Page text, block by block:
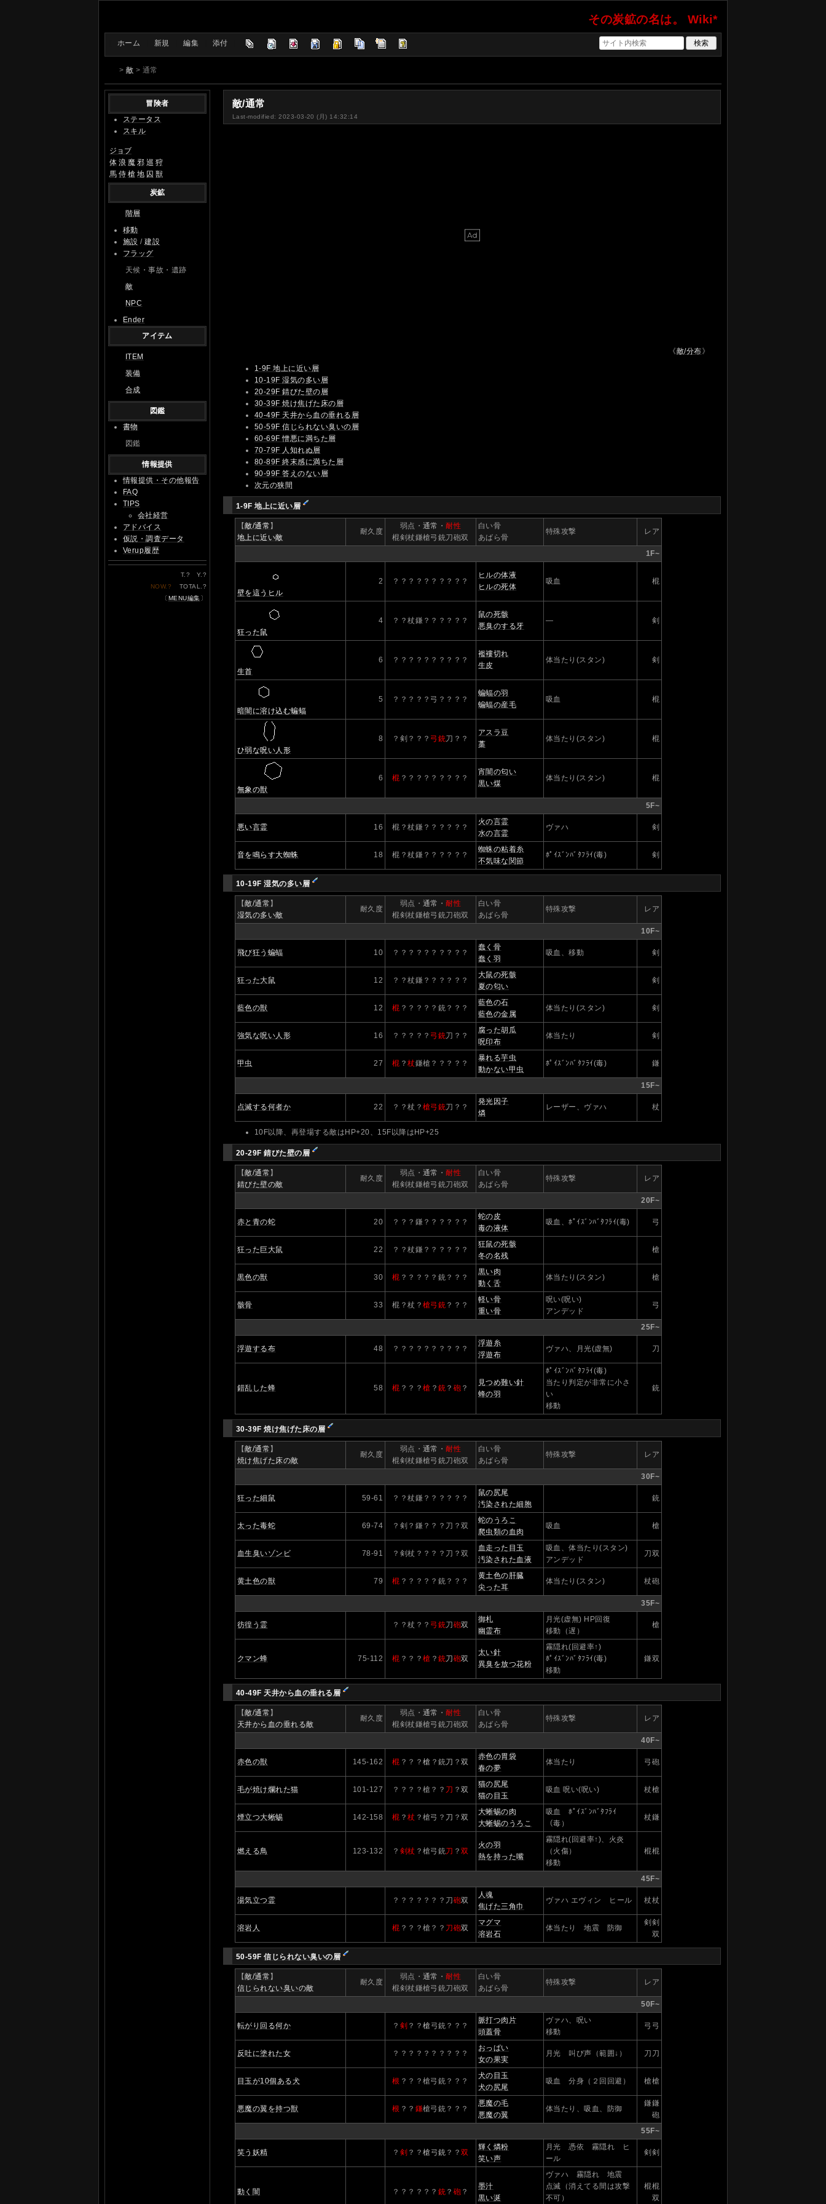
その炭鉱の名は。 Wiki*
ホーム 新規 編集 添付
> 敵 > 通常
敵/通常
Last-modified: 2023-03-20 (月) 14:32:14
《敵/分布》
1-9F 地上に近い層
10-19F 湿気の多い層
20-29F 錆びた壁の層
30-39F 焼け焦げた床の層
40-49F 天井から血の垂れる層
50-59F 信じられない臭いの層
60-69F 憎悪に満ちた層
70-79F 人知れぬ層
80-89F 終末感に満ちた層
90-99F 答えのない層
次元の狭間
1-9F地上に近い層
【敵/通常】
地上に近い敵
耐久度
弱点・通常 ・耐性
棍剣杖鎌槍弓銃刀砲双
白い骨
あばら骨
特殊攻撃 レア
1F~
壁を這うヒル
2 ？？？？？？？？？？
ヒルの体液
ヒルの死体
吸血 棍
狂った鼠
4 ？？杖鎌？？？？？？
鼠の死骸
悪臭のする牙
― 剣
生首
6 ？？？？？？？？？？
襤褸切れ
生皮
体当たり(スタン) 剣
暗闇に溶け込む蝙蝠
5 ？？？？？弓？？？？
蝙蝠の羽
蝙蝠の産毛
吸血 棍
ひ弱な呪い人形
8 ？剣？？？ 弓銃刀？？
アスラ豆
藁
体当たり(スタン) 棍
無象の獣
6 棍 ？？？？？？？？？
宵闇の匂い
黒い煤
体当たり(スタン) 棍
5F~
悪い言霊 16 棍？杖鎌？？？？？？
火の言霊
水の言霊
ヴァハ 剣
音を鳴らす大蜘蛛 18 棍？杖鎌？？？？？？
蜘蛛の粘着糸
不気味な関節
ﾎﾟｲｽﾞﾝﾊﾞﾀﾌﾗｲ(毒) 剣
10-19F湿気の多い層
【敵/通常 】
湿気の多い敵
耐久度
弱点・通常 ・耐性
棍剣杖鎌槍弓銃刀砲双
白い骨
あばら骨
特殊攻撃 レア
10F~
飛び狂う蝙蝠 10 ？？？？？？？？？？
蠢く骨
蠢く羽
吸血、移動 剣
狂った大鼠 12 ？？杖鎌？？？？？？
大鼠の死骸
夏の匂い
剣
藍色の獣 12 棍 ？？？？？銃？？？
藍色の石
藍色の金属
体当たり(スタン) 剣
強気な呪い人形 16 ？？？？？ 弓銃刀？？
腐った胡瓜
呪印布
体当たり 剣
甲虫 27 棍 ？杖鎌槍？？？？？
暴れる芋虫
動かない甲虫
ﾎﾟｲｽﾞﾝﾊﾞﾀﾌﾗｲ(毒) 鎌
15F~
点滅する何者か 22 ？？杖？ 槍弓銃刀？？
発光因子
燐
レーザー、ヴァハ 杖
10F以降、再登場する敵はHP+20、15F以降はHP+25
20-29F錆びた壁の層
【敵/通常 】
錆びた壁の敵
耐久度
弱点・通常 ・耐性
棍剣杖鎌槍弓銃刀砲双
白い骨
あばら骨
特殊攻撃 レア
20F~
赤と青の蛇 20 ？？？鎌？？？？？？
蛇の皮
毒の液体
吸血、ﾎﾟｲｽﾞﾝﾊﾞﾀﾌﾗｲ(毒) 弓
狂った巨大鼠 22 ？？杖鎌？？？？？？
狂鼠の死骸
冬の名残
槍
黒色の獣 30 棍 ？？？？？銃？？？
黒い肉
動く舌
体当たり(スタン) 槍
骸骨 33 棍？杖？ 槍弓銃 ？？？
軽い骨
重い骨
呪い(呪い)
アンデッド
弓
25F~
浮遊する布 48 ？？？？？？？？？？
浮遊糸
浮遊布
ヴァハ、月光(虚無) 刀
錯乱した蜂 58 棍 ？？？槍 ？ 銃 ？ 砲 ？
見つめ難い針
蜂の羽
ﾎﾟｲｽﾞﾝﾊﾞﾀﾌﾗｲ(毒)
当たり判定が非常に小さ
い
移動
銃
30-39F焼け焦げた床の層
【敵/通常】
焼け焦げた床の敵
耐久度
弱点・通常 ・耐性
棍剣杖鎌槍弓銃刀砲双
白い骨
あばら骨
特殊攻撃 レア
30F~
狂った細鼠 59-61 ？？杖鎌？？？？？？
鼠の尻尾
汚染された細胞
銃
太った毒蛇 69-74 ？剣？鎌？？？刀？双
蛇のうろこ
爬虫類の血肉
吸血 槍
血生臭いゾンビ 78-91 ？剣杖？？？？刀？双
血走った目玉
汚染された血液
吸血、体当たり(スタン)
アンデッド
刀双
黄土色の獣 79 棍 ？？？？？銃？？？
黄土色の肝臓
尖った耳
体当たり(スタン) 杖砲
35F~
彷徨う霊 ？？杖？？ 弓銃刀砲双
御札
幽霊布
月光(虚無) HP回復
移動（遅）
槍
クマン蜂 75-112 棍 ？？？槍 ？ 銃刀砲双
太い針
異臭を放つ花粉
霧隠れ(回避率↑)
ﾎﾟｲｽﾞﾝﾊﾞﾀﾌﾗｲ(毒)
移動
鎌双
40-49F 天井から血の垂れる層
【敵/通常】
天井から血の垂れる敵
耐久度
弱点・通常 ・耐性
棍剣杖鎌槍弓銃刀砲双
白い骨
あばら骨
特殊攻撃 レア
40F~
赤色の獣 145-162 棍 ？？？槍 ？銃刀 ？双
赤色の胃袋
春の夢
体当たり 弓砲
毛が焼け爛れた猫 101-127 ？？？？槍？？ 刀 ？双
猫の尻尾
猫の目玉
吸血 呪い(呪い) 杖槍
煙立つ大蜥蜴 142-158 棍 ？杖 ？槍弓？ 刀 ？双
大蜥蜴の肉
大蜥蜴のうろこ
吸血 ﾎﾟｲｽﾞﾝﾊﾞﾀﾌﾗｲ
（毒）
杖鎌
燃える鳥 123-132 ？ 剣杖 ？槍弓銃刀 ？双
火の羽
熱を持った嘴
霧隠れ(回避率↑)、火炎
（火傷）
移動
棍棍
45F~
湯気立つ霊 ？？？？？？？刀砲双
人魂
焦げた三角巾
ヴァハ エヴィン ヒール 杖杖
溶岩人 棍 ？？？槍？？ 刀砲双
マグマ
溶岩石
体当たり 地震 防御
剣剣
双
50-59F信じられない臭いの層
【敵/通常 】
信じられない臭いの敵
耐久度
弱点・通常 ・耐性
棍剣杖鎌槍弓銃刀砲双
白い骨
あばら骨
特殊攻撃 レア
50F~
転がり回る何か ？ 剣 ？？槍弓銃？？？
脈打つ肉片
頭蓋骨
ヴァハ、呪い
移動
弓弓
反吐に塗れた女 ？？？？？？？？？？
おっぱい
女の果実
月光 叫び声（範囲↓） 刀刀
目玉が10個ある犬 根 ？？？槍弓銃？？？
犬の目玉
犬の尻尾
吸血 分身（２回回避） 槍槍
悪魔の翼を持つ獣 根 ？？ 鎌槍弓銃？？？
悪魔の毛
悪魔の翼
体当たり、吸血、防御
鎌鎌
砲
55F~
笑う妖精 ？ 剣 ？？槍弓銃 ？？双
輝く燐粉
笑い声
月光 憑依 霧隠れ ヒ
ール
剣剣
動く闇 ？？？？？？ 銃 ？ 砲 ？
墨汁
黒い涎
ヴァハ 霧隠れ 地震
点滅（消えてる間は攻撃
不可）
棍棍
双
冒険者
ステータス
スキル
ジョブ
体 浪 魔 邪 巡 狩
馬 侍 槍 地 囚 獣
炭鉱
階層
移動
施設 /建設
フラッグ
天候・事故・遺跡
敵
NPC
Ender
アイテム
ITEM
装備
合成
図鑑
書物
図鑑
情報提供
情報提供・その他報告
FAQ
TIPS
会社経営
アドバイス
仮説・調査データ
Verup履歴
T. ? Y. ?
NOW.? TOTAL. ?
〔MENU編集〕